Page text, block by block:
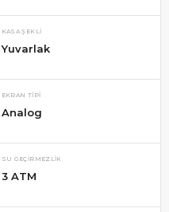
KASA ŞEKLI
Yuvarlak
EKRAN TIPI
Analog
SU GEÇIRMEZLIK
3 ATM